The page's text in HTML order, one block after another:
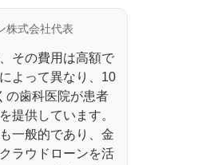
株式会社代表
その費用は高額で
よって異なり、10
の歯科医院が患者
提供しています。
一般的であり、金
ラウドローンを活